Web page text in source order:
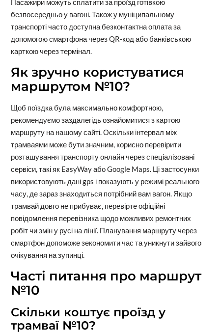
Пасажири можуть сплатити за проїзд готівкою
безпосередньо у вагоні. Також у муніципальному
транспорті часто доступна безконтактна оплата за
допомогою смартфона через QR-код або банківською
карткою через термінал.
Як зручно користуватися
маршрутом №10?
Щоб поїздка була максимально комфортною,
рекомендуємо заздалегідь ознайомитися з картою
маршруту на нашому сайті. Оскільки інтервал між
трамваями може бути значним, корисно перевірити
розташування транспорту онлайн через спеціалізовані
сервіси, такі як EasyWay або Google Maps. Ці застосунки
використовують дані gps і показують у режимі реального
часу, де зараз знаходиться потрібний вам вагон. Якщо
трамвай довго не прибуває, перевірте офіційні
повідомлення перевізника щодо можливих ремонтних
робіт чи змін у русі на лінії. Планування маршруту через
смартфон допоможе зекономити час та уникнути зайвого
очікування на зупинці.
Часті питання про маршрут
№10
Скільки коштує проїзд у
трамваї №10?